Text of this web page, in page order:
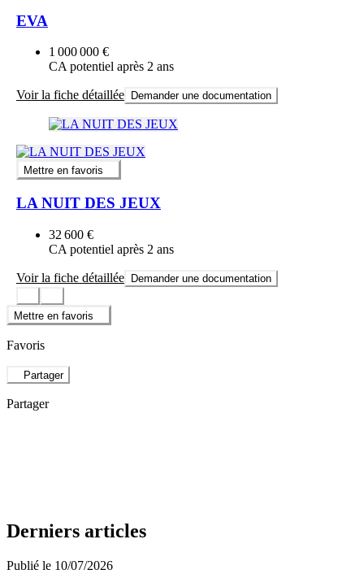
EVA
1 000 000 €
CA potentiel après 2 ans
Voir la fiche détaillée Demander une documentation
Mettre en favoris
LA NUIT DES JEUX
32 600 €
CA potentiel après 2 ans
Voir la fiche détaillée Demander une documentation
Mettre en favoris
Favoris
Partager
Partager
Derniers articles
Publié le 10/07/2026